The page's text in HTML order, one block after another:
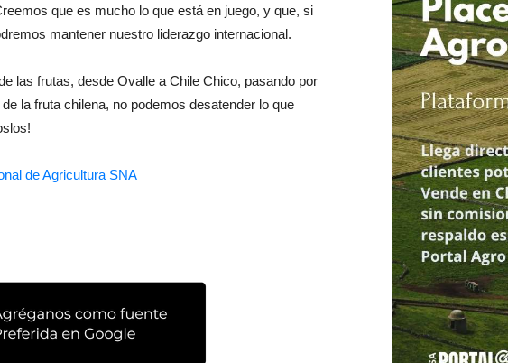
que es mucho lo que está en juego, y que, si
mantener nuestro liderazgo internacional.
las frutas, desde Ovalle a Chile Chico, pasando por
la fruta chilena, no podemos desatender lo que
de Agricultura SNA